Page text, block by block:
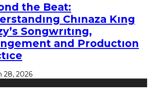
the Beat:
Chınaza Kıng
Songwrıtıng,
and Productıon
28, 2026